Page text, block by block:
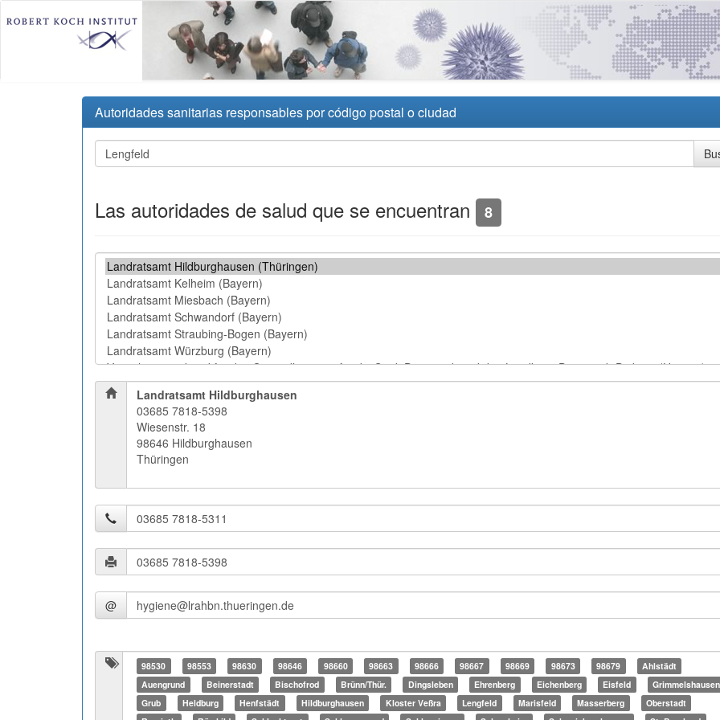
Autoridades sanitarias responsables por código postal o ciudad
Las autoridades de salud que se encuentran 8
Landratsamt Hildburghausen
03685 7818-5398
Wiesenstr. 18
98646 Hildburghausen
Thüringen
@
98530 98553 98630 98646 98660 98663 98666 98667 98669 98673 98679
Ahlstädt
Auengrund
Beinerstadt Bischofrod Brünn/Thür. Dingsleben Ehrenberg Eichenberg Eisfeld
Grimmelshausen
Grub
Heldburg Henfstädt Hildburghausen Kloster Veßra Lengfeld Marisfeld Masserberg
Oberstadt